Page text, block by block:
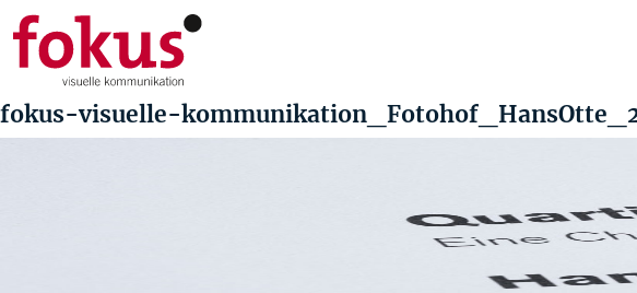
fokus-visuelle-